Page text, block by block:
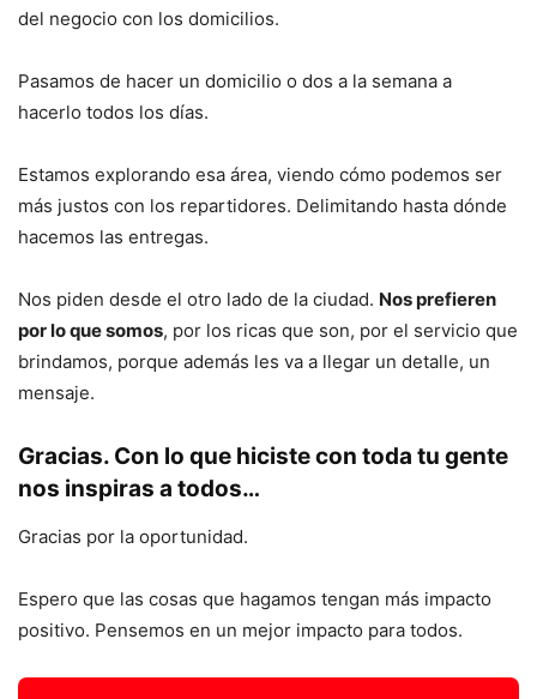
del negocio con los domicilios.
Pasamos de hacer un domicilio o dos a la semana a
hacerlo todos los días.
Estamos explorando esa área, viendo cómo podemos ser
más justos con los repartidores. Delimitando hasta dónde
hacemos las entregas.
Nos piden desde el otro lado de la ciudad. Nos prefieren
por lo que somos, por los ricas que son, por el servicio que
brindamos, porque además les va a llegar un detalle, un
mensaje.
Gracias. Con lo que hiciste con toda tu gente
nos inspiras a todos…
Gracias por la oportunidad.
Espero que las cosas que hagamos tengan más impacto
positivo. Pensemos en un mejor impacto para todos.